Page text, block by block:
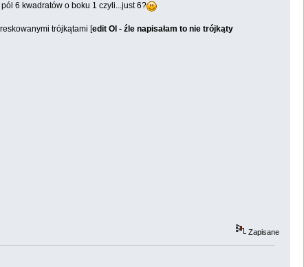
6 kwadratów o boku 1 czyli...just 6?
trójkątami [edit Ol - źle napisałam to nie trójkąty
Zapisane